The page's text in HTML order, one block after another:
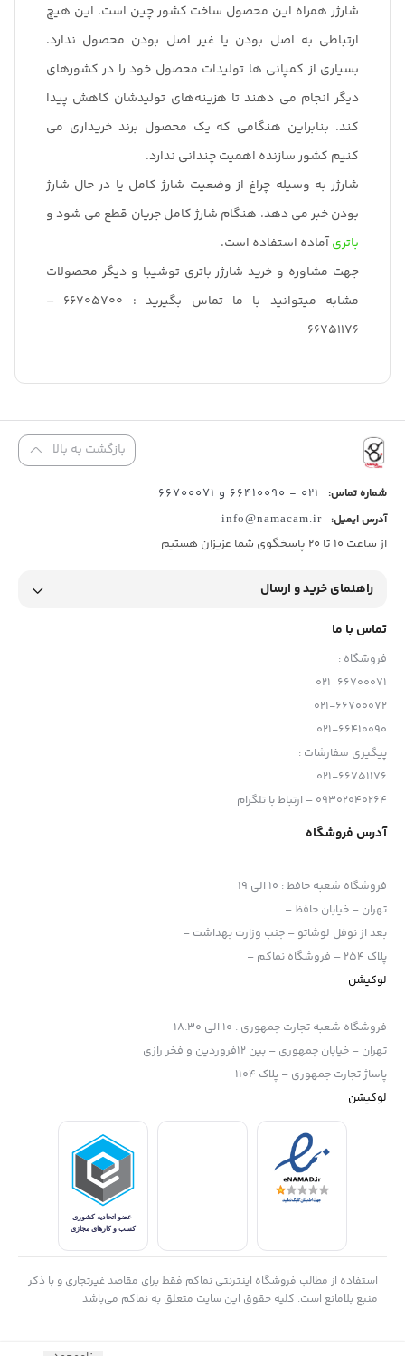
شارژر همراه این محصول ساخت کشور چین است. این هیچ
ارتباطی به اصل بودن یا غیر اصل بودن محصول ندارد.
بسیاری از کمپانی ها تولیدات محصول خود را در کشورهای
دیگر انجام می دهند تا هزینه‌های تولیدشان کاهش پیدا
کند. بنابراین هنگامی که یک محصول برند خریداری می
کنیم کشور سازنده اهمیت چندانی ندارد.
شارژر به وسیله چراغ از وضعیت شارژ کامل یا در حال شارژ
بودن خبر می دهد. هنگام شارژ کامل جریان قطع می شود و
باتریآماده استفاده است.
جهت مشاوره و خرید شارژر باتری توشیبا و دیگر محصولات
مشابه میتوانید با ما تماس بگیرید : 66705700 –
66751176
بازگشت به بالا
شماره تماس: 021 - 66410090 و 66700071
آدرس ایمیل: info@namacam.ir
از ساعت 10 تا 20 پاسخگوی شما عزیزان هستیم
راهنمای خرید و ارسال
تماس با ما
فروشگاه :
021-66700071
021-66700072
021-66410090
پیگیری سفارشات :
021-66751176
09302040264 – ارتباط با تلگرام
آدرس فروشگاه
فروشگاه شعبه حافظ: 10 الی 19
تهران – خیابان حافظ –
بعد از نوفل لوشاتو – جنب وزارت بهداشت –
پلاک 254 – فروشگاه نماکم –
لوکیشن
فروشگاه شعبه تجارت جمهوری : 10 الی 18.30
تهران – خیابان جمهوری – بین 12فروردین و فخر رازی
پاساژ تجارت جمهوری – پلاک 1104
لوکیشن
استفاده از مطالب فروشگاه اینترنتی نماکم فقط برای مقاصد غیرتجاری و با ذکر
منبع بلامانع است. کلیه حقوق این سایت متعلق به نماکم می‌باشد